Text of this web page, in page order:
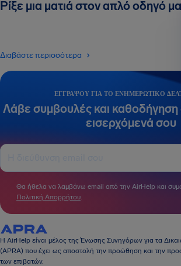
ΕΓΓΡΆΨΟΥ ΓΙΑ ΤΟ ΕΝΗΜΕΡΩΤΙΚΌ
Λάβε συμβουλές και καθοδήγηση
εισερχόμενά σου
Θα ήθελα να λαμβάνω email από την AirHelp και
Πολιτική Απορρήτου.
Ρίξε μια ματιά στον απλό οδηγό
Διαβάστε περισσότερα
Η AirHelp είναι μέλος της Ένωσης Συνηγόρων για τα
(APRA) που έχει ως αποστολή την προώθηση και την
των επιβατών.